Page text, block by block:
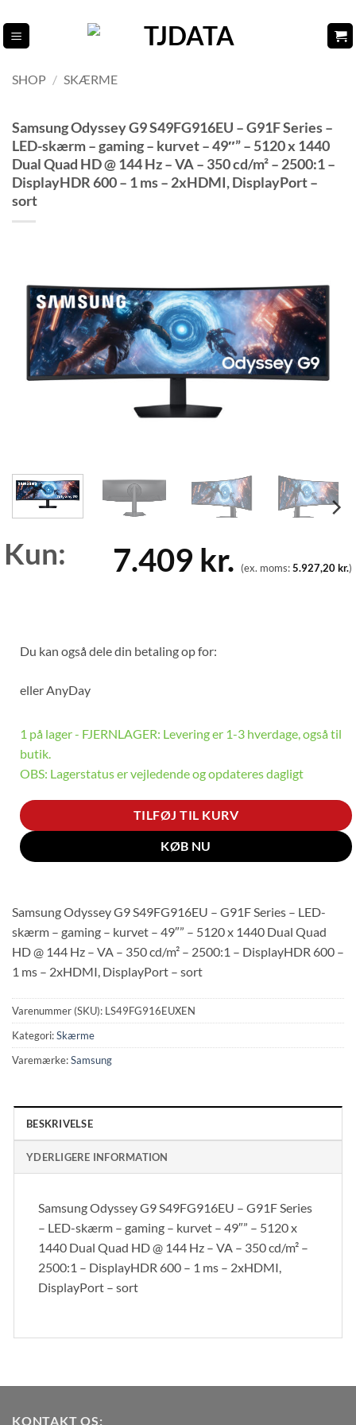
til
indhold
SHOP / SKÆRME
Samsung Odyssey G9 S49FG916EU – G91F Series –
LED-skærm – gaming – kurvet – 49″” – 5120 x 1440
Dual Quad HD @ 144 Hz – VA – 350 cd/m² – 2500:1 –
DisplayHDR 600 – 1 ms – 2xHDMI, DisplayPort –
sort
Kun: 7.409 kr. (ex. moms:5.927,20kr.)
Du kan også dele din betaling op for:
ellerAnyDay
1 på lager - FJERNLAGER: Levering er 1-3 hverdage, også til
butik.
OBS: Lagerstatus er vejledende og opdateres dagligt
TILFØJ TIL KURV
KØB NU
Samsung Odyssey G9 S49FG916EU – G91F Series – LED-
skærm – gaming – kurvet – 49″” – 5120 x 1440 Dual Quad
HD @ 144 Hz – VA – 350 cd/m² – 2500:1 – DisplayHDR 600 –
1 ms – 2xHDMI, DisplayPort – sort
Varenummer (SKU): LS49FG916EUXEN
Kategori:Skærme
Varemærke:Samsung
BESKRIVELSE
YDERLIGERE INFORMATION
Samsung Odyssey G9 S49FG916EU – G91F Series
– LED-skærm – gaming – kurvet – 49″” – 5120 x
1440 Dual Quad HD @ 144 Hz – VA – 350 cd/m² –
2500:1 – DisplayHDR 600 – 1 ms – 2xHDMI,
DisplayPort – sort
KONTAKT OS: